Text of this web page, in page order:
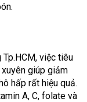
việc tiêu
giúp giảm
hấp rất hiệu quả.
A, C, folate và